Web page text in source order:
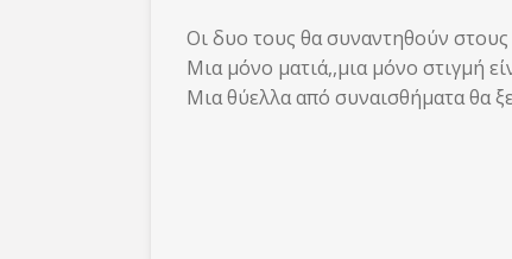
Οι δυο τους θα συναντηθούν
Μια μόνο ματιά,,μια μόνο στιγμή
Μια θύελλα από συναισθήματα θα